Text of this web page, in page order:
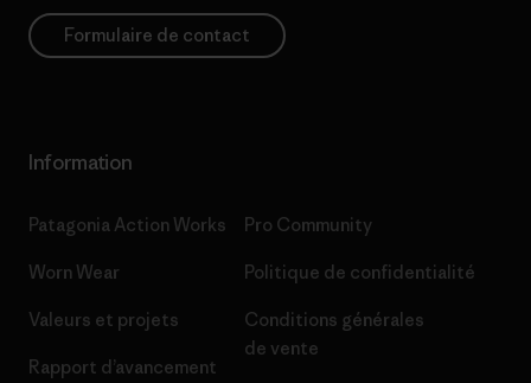
Formulaire de contact
Information
Patagonia Action Works
Worn Wear
Valeurs et projets
Rapport d’avancement
Pro Community
Politique de confidentialité
Conditions générales
de vente